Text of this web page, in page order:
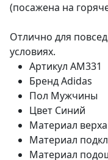
(посажена на
Отлично для
условиях.
Артикул AM331
БрендAdidas
Пол Мужчины
Цвет Синий
Материал верха
Материал
Материал